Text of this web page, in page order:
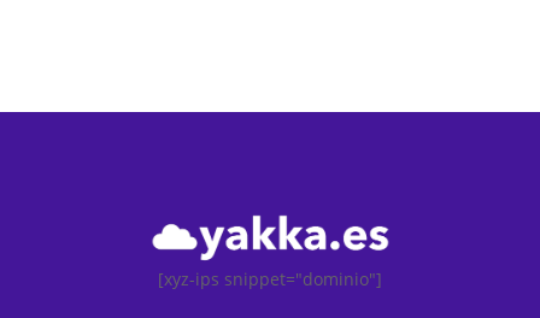
[xyz-ips snippet="dominio"]